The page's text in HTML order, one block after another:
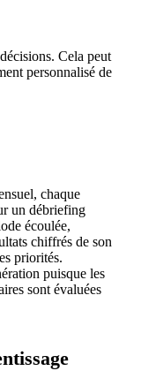
Cela peut
personnalisé de
chaque
un débriefing
écoulée,
chiffrés de son
priorités.
puisque les
sont évaluées